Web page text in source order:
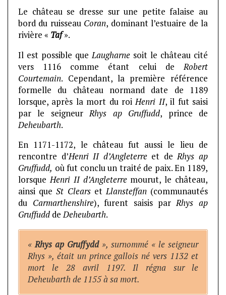
Le château se dresse sur une petite falaise au
bord du ruisseau Coran, dominant l’estuaire de la
rivière « Taf».
Il est possible queLaugharne soit le château cité
vers 1116 comme étant celui deRobert
Courtemain. Cependant, la première référence
formelle du château normand date de 1189
lorsque, après la mort du roiHenri II, il fut saisi
par le seigneurRhys ap Gruffudd, prince de
Deheubarth.
En 1171-1172, le château fut aussi le lieu de
rencontre d’Henri II d’Angleterre et deRhys ap
Gruffudd, où fut conclu un traité de paix. En 1189,
lorsqueHenri II d’Angleterremourut, le château,
ainsi queSt ClearsetLlansteffan(communautés
du Carmarthenshire), furent saisis parRhys ap
Gruffudd deDeheubarth.
«Rhys ap Gruffydd», surnommé « le seigneur
Rhys », était un prince gallois né vers 1132 et
mort le 28 avril 1197. Il régna sur le
Deheubarth de 1155 à sa mort.